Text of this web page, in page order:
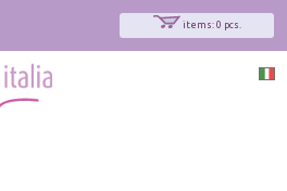
items: 0 pcs.